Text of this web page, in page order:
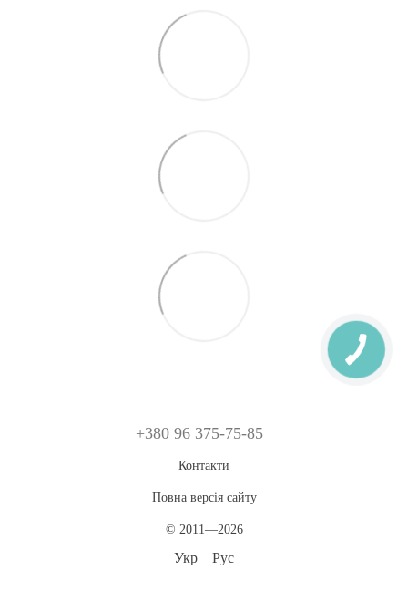
+380 96 375-75-85
Контакти
Повна версія сайту
© 2011—2026
Укр Рус